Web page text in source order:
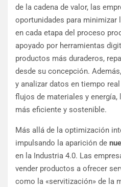
de la cadena de valor, las
oportunidades para minimizar
en cada etapa del proceso
apoyado por herramientas
productos más duraderos,
desde su concepción.
y analizar datos en tiempo
flujos de materiales y energía,
más eficiente y sostenible.
Más allá de la optimización
impulsando la aparición de
en la Industria 4.0. Las
vender productos a ofrecer
como la «servitización» de la